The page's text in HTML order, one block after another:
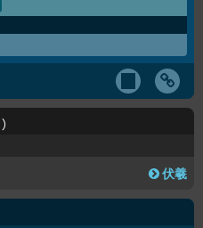
伏羲